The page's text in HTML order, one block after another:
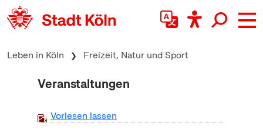
zum Inhalt springen
Leben in Köln Freizeit, Natur und Sport
Veranstaltungen
Vorlesen lassen